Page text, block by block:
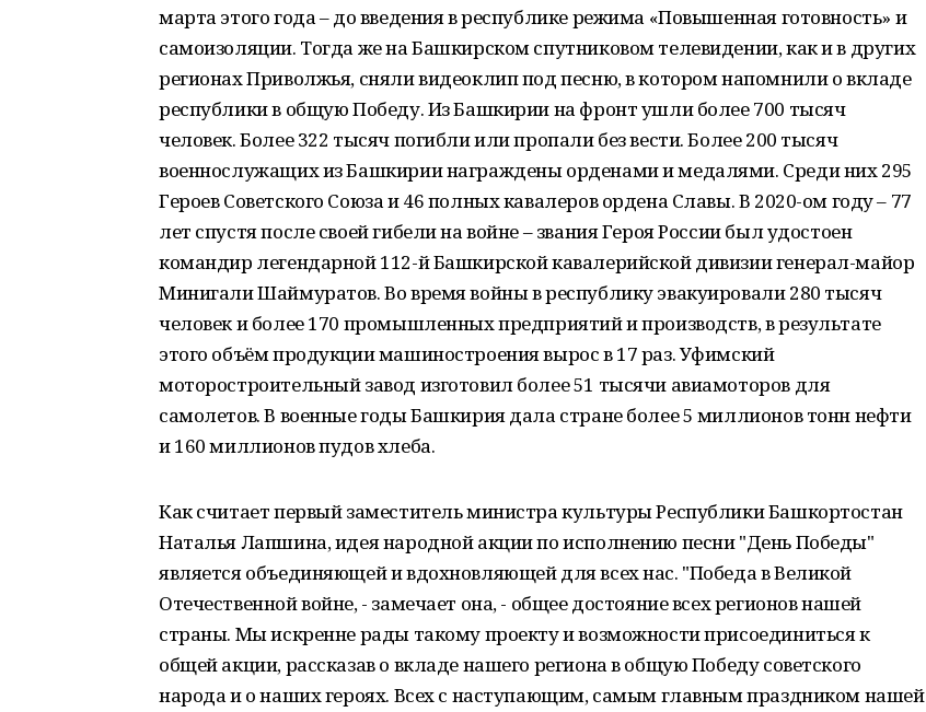
марта этого года – до введения в республике режима «Повышенная готовность» и
самоизоляции. Тогда же на Башкирском спутниковом телевидении, как и в других
регионах Приволжья, сняли видеоклип под песню, в котором напомнили о вкладе
республики в общую Победу. Из Башкирии на фронт ушли более 700 тысяч
человек. Более 322 тысяч погибли или пропали без вести. Более 200 тысяч
военнослужащих из Башкирии награждены орденами и медалями. Среди них 295
Героев Советского Союза и 46 полных кавалеров ордена Славы. В 2020-ом году – 77
лет спустя после своей гибели на войне – звания Героя России был удостоен
командир легендарной 112-й Башкирской кавалерийской дивизии генерал-майор
Минигали Шаймуратов. Во время войны в республику эвакуировали 280 тысяч
человек и более 170 промышленных предприятий и производств, в результате
этого объём продукции машиностроения вырос в 17 раз. Уфимский
моторостроительный завод изготовил более 51 тысячи авиамоторов для
самолетов. В военные годы Башкирия дала стране более 5 миллионов тонн нефти
и 160 миллионов пудов хлеба.
Как считает первый заместитель министра культуры Республики Башкортостан
Наталья Лапшина, идея народной акции по исполнению песни "День Победы"
является объединяющей и вдохновляющей для всех нас. "Победа в Великой
Отечественной войне, - замечает она, - общее достояние всех регионов нашей
страны. Мы искренне рады такому проекту и возможности присоединиться к
общей акции, рассказав о вкладе нашего региона в общую Победу советского
народа и о наших героях. Всех с наступающим, самым главным праздником нашей